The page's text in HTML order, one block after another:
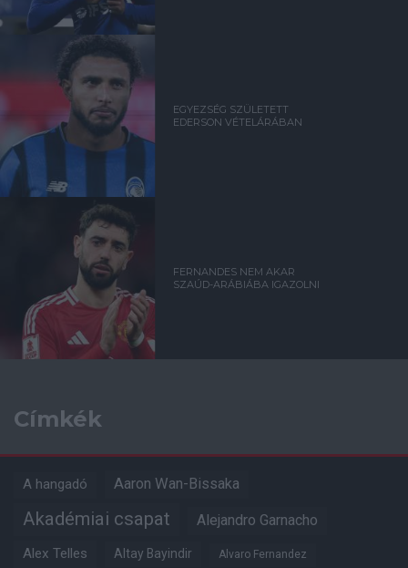
EGYEZSÉG SZÜLETETT
EDERSON VÉTELÁRÁBAN
FERNANDES NEM AKAR
SZAÚD-ARÁBIÁBA IGAZOLNI
Címkék
A hangadó Aaron Wan-Bissaka
Akadémiai csapat Alejandro Garnacho
Alex Telles Altay Bayindir Alvaro Fernandez